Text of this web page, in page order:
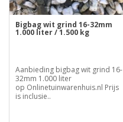
Bigbag wit grind 16-32mm
1.000 liter / 1.500 kg
Aanbieding bigbag wit grind 16-
32mm 1.000 liter
op Onlinetuinwarenhuis.nl Prijs
is inclusie..